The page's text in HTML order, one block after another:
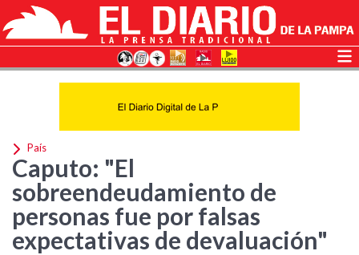
País
Caputo: "El
sobreendeudamiento de
personas fue por falsas
expectativas de devaluación"